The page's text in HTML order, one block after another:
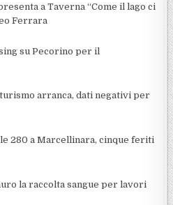
a Taverna “Come il lago ci
Ferrara
su Pecorino per il
arranca, dati negativi per
280 a Marcellinara, cinque feriti
la raccolta sangue per lavori